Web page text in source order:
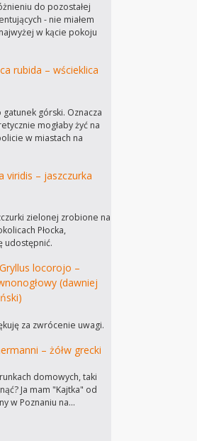
do pozostałej
- nie miałem
w kącie pokoju
rubida – wścieklica
gatunek górski. Oznacza
mogłaby żyć na
w miastach na
viridis – jaszczurka
zielonej zrobione na
Płocka,
udostępnić.
Gryllus locorojo –
(dawniej
za zwrócenie uwagi.
– żółw grecki
domowych, taki
Ja mam "Kajtka" od
w Poznaniu na…